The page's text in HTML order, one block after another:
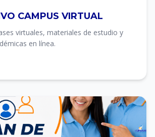
CAMPUS VIRTUAL
virtuales, materiales de estudio y
en línea.